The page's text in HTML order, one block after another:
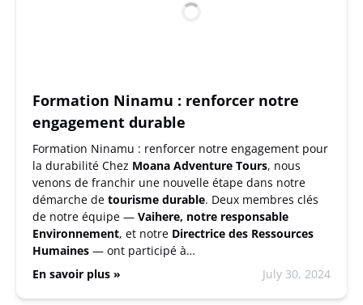
Formation Ninamu : renforcer notre
engagement durable
Formation Ninamu : renforcer notre engagement pour
la durabilité Chez Moana Adventure Tours, nous
venons de franchir une nouvelle étape dans notre
démarche de tourisme durable. Deux membres clés
de notre équipe — Vaihere, notre responsable
Environnement, et notre Directrice des Ressources
Humaines — ont participé à…
En savoir plus »
July 30, 2024